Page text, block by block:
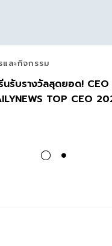
และกิจกรรม
นรับรางวัลสุดยอด!
TOP CEO